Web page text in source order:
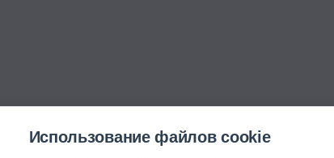
Использование файлов cookie